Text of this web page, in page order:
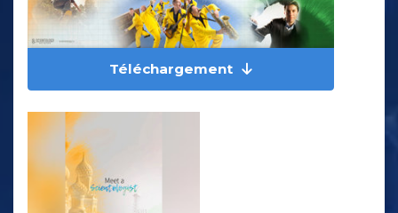
Téléchargement